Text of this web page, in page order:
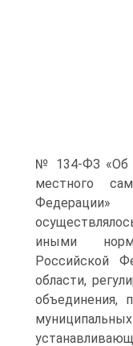
№ 134-ФЗ «Об
местного
Федерации»
иными
Российской
области,
объединения,